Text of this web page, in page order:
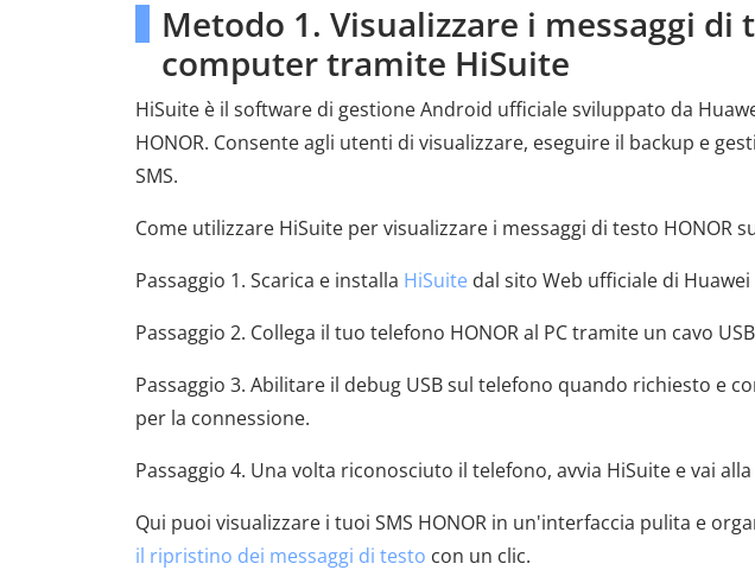
Metodo 1. Visualizzare i messaggi di
computer tramite HiSuite
HiSuite è il software di gestione Android ufficiale sviluppato da
HONOR. Consente agli utenti di visualizzare, eseguire il backup e
SMS.
Come utilizzare HiSuite per visualizzare i messaggi di testo HONOR
Passaggio 1. Scarica e installa HiSuite dal sito Web ufficiale di
Passaggio 2. Collega il tuo telefono HONOR al PC tramite un cavo
Passaggio 3. Abilitare il debug USB sul telefono quando richiesto e
per la connessione.
Passaggio 4. Una volta riconosciuto il telefono, avvia HiSuite e vai
Qui puoi visualizzare i tuoi SMS HONOR in un'interfaccia pulita e
il ripristino dei messaggi di testo con un clic.